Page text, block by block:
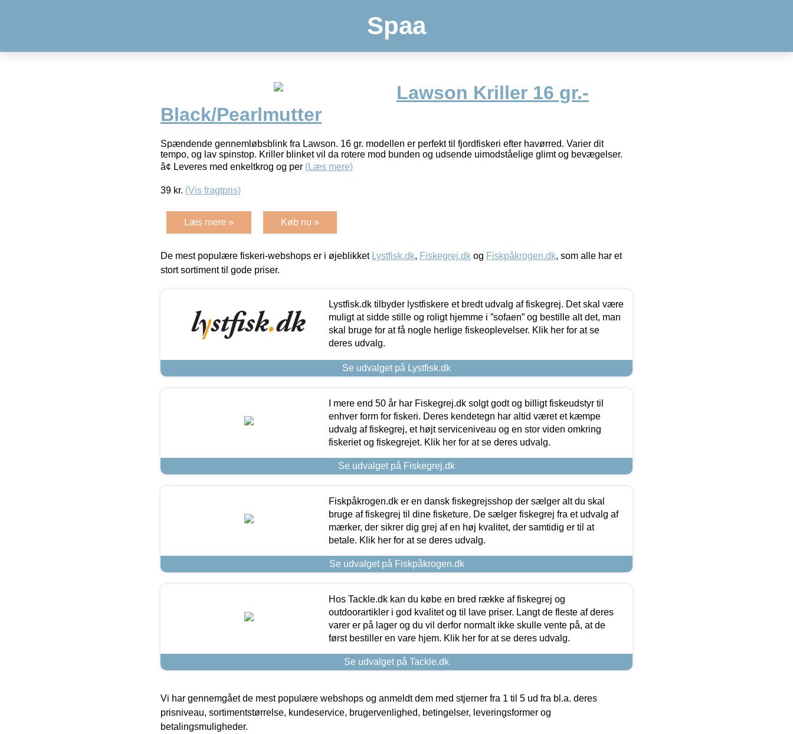
Spaa
Lawson Kriller 16 gr.-
Black/Pearlmutter
Spændende gennemløbsblink fra Lawson. 16 gr. modellen er perfekt til fjordfiskeri efter havørred. Varier dit
tempo, og lav spinstop. Kriller blinket vil da rotere mod bunden og udsende uimodståelige glimt og bevægelser.
â¢ Leveres med enkeltkrog og per (Læs mere)
39 kr. (Vis fragtpris)
Læs mere » Køb nu »
De mest populære fiskeri-webshops er i øjeblikket Lystfisk.dk, Fiskegrej.dk og Fiskpåkrogen.dk, som alle har et
stort sortiment til gode priser.
Lystfisk.dk tilbyder lystfiskere et bredt udvalg af fiskegrej. Det skal være
muligt at sidde stille og roligt hjemme i ”sofaen” og bestille alt det, man
skal bruge for at få nogle herlige fiskeoplevelser. Klik her for at se
deres udvalg.
Se udvalget på Lystfisk.dk
I mere end 50 år har Fiskegrej.dk solgt godt og billigt fiskeudstyr til
enhver form for fiskeri. Deres kendetegn har altid været et kæmpe
udvalg af fiskegrej, et højt serviceniveau og en stor viden omkring
fiskeriet og fiskegrejet. Klik her for at se deres udvalg.
Se udvalget på Fiskegrej.dk
Fiskpåkrogen.dk er en dansk fiskegrejsshop der sælger alt du skal
bruge af fiskegrej til dine fisketure. De sælger fiskegrej fra et udvalg af
mærker, der sikrer dig grej af en høj kvalitet, der samtidig er til at
betale. Klik her for at se deres udvalg.
Se udvalget på Fiskpåkrogen.dk
Hos Tackle.dk kan du købe en bred række af fiskegrej og
outdoorartikler i god kvalitet og til lave priser. Langt de fleste af deres
varer er på lager og du vil derfor normalt ikke skulle vente på, at de
først bestiller en vare hjem. Klik her for at se deres udvalg.
Se udvalget på Tackle.dk
Vi har gennemgået de mest populære webshops og anmeldt dem med stjerner fra 1 til 5 ud fra bl.a. deres
prisniveau, sortimentstørrelse, kundeservice, brugervenlighed, betingelser, leveringsformer og
betalingsmuligheder.